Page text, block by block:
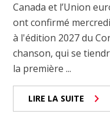
Canada et l’Union
ont confirmé
à l'édition 2027 du
chanson, qui se
la première ...
LIRE LA SUITE